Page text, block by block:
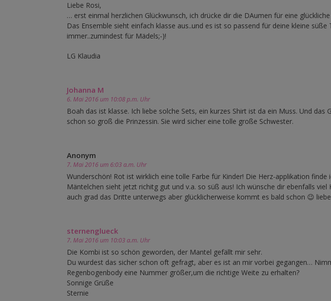
Liebe Rosi,
… erst einmal herzlichen Glückwunsch, ich drücke dir die DAumen für eine
Das Ensemble sieht einfach klasse aus..und es ist so passend für deine kleine
immer..zumindest für Mädels;-)!
LG Klaudia
Johanna M
6. Mai 2016 um 10:08 p.m. Uhr
Boah das ist klasse. Ich liebe solche Sets, ein kurzes Shirt ist da ein Muss. Und
schon so groß die Prinzessin. Sie wird sicher eine tolle große Schwester.
Anonym
7. Mai 2016 um 6:03 a.m. Uhr
Wunderschön! Rot ist wirklich eine tolle Farbe für Kinder! Die Herz-applikation
Mäntelchen sieht jetzt richitg gut und v.a. so süß aus! Ich wünsche dir ebenfalls
auch grad das Dritte unterwegs aber glücklicherweise kommt es bald schon 😉
sternenglueck
7. Mai 2016 um 10:03 a.m. Uhr
Die Kombi ist so schön geworden, der Mantel gefällt mir sehr.
Du wurdest das sicher schon oft gefragt, aber es ist an mir vorbei gegangen…
Regenbogenbody eine Nummer größer,um die richtige Weite zu erhalten?
Sonnige Grüße
Sternie